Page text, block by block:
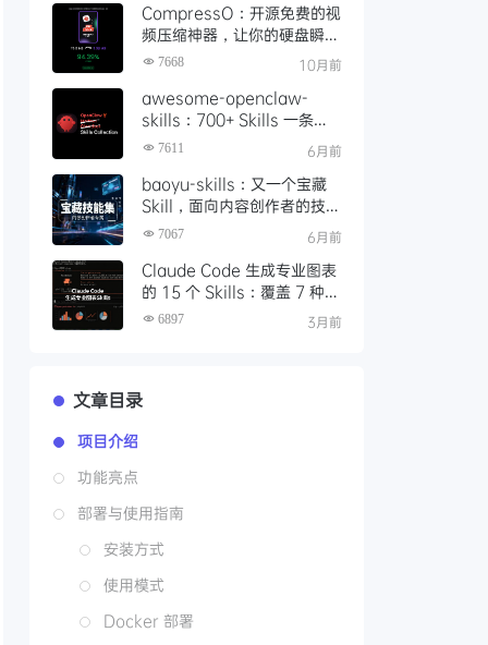
CompressO：开源免费的视
频压缩神器，让你的硬盘瞬间
轻松 10 倍
7668 10月前
awesome-openclaw-
skills：700+ Skills 一条命
令装配完成，如何让本地 AI
7611 6月前
baoyu-skills：又一个宝藏
Skill，面向内容创作者的技能
集，支持图文生成、发布与处
7067 6月前
Claude Code 生成专业图表
的 15 个 Skills：覆盖 7 种渲
染引擎的完整指南
6897 3月前
文章目录
项目介绍
功能亮点
部署与使用指南
安装方式
使用模式
Docker 部署